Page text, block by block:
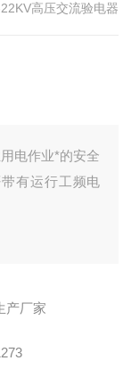
高压交流验电器
电作业*的安全
有运行工频电
产厂家